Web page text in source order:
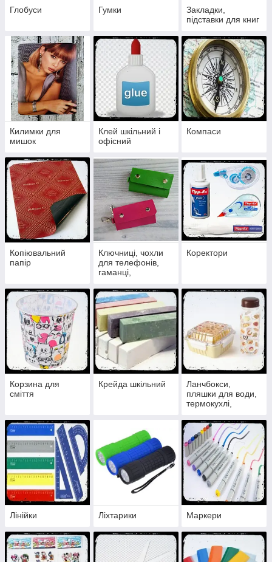
Глобуси Гумки
Закладки,
підставки для книг
Килимки для
мишок
Клей шкільний і
офісний
Компаси
Копіювальний
папір
Ключниці, чохли
для телефонів,
гаманці,
для окулярів
Коректори
Корзина для
сміття
Крейда шкільний
Ланчбокси,
пляшки для води,
термокухлі,
Лінійки Ліхтарики Маркери